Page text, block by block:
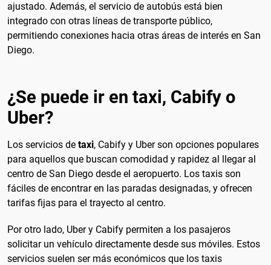
ajustado. Además, el servicio de autobús está bien
integrado con otras líneas de transporte público,
permitiendo conexiones hacia otras áreas de interés en San
Diego.
¿Se puede ir en taxi, Cabify o
Uber?
Los servicios de taxi, Cabify y Uber son opciones populares
para aquellos que buscan comodidad y rapidez al llegar al
centro de San Diego desde el aeropuerto. Los taxis son
fáciles de encontrar en las paradas designadas, y ofrecen
tarifas fijas para el trayecto al centro.
Por otro lado, Uber y Cabify permiten a los pasajeros
solicitar un vehículo directamente desde sus móviles. Estos
servicios suelen ser más económicos que los taxis